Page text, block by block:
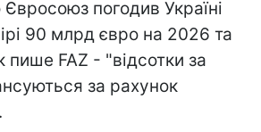
погодив Україні
90 млрд євро на 2026 та
пише FAZ - "відсотки за
за рахунок